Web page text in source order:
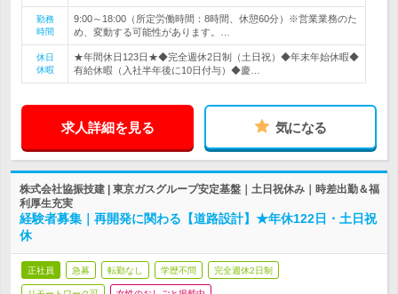
勤務
時間
9:00～18:00（所定労働時間：8時間、休憩60分）※営業業務のた
め、変動する可能性があります。…
休日
休暇
★年間休日123日★◆完全週休2日制（土日祝）◆年末年始休暇◆
有給休暇（入社半年後に10日付与）◆慶…
求人詳細を見る 気になる
株式会社協振技建 | 東京ガスグループ安定基盤｜土日祝休み｜時差出勤＆福
利厚生充実
経験者募集｜再開発に関わる【道路設計】★年休122日・土日祝
休
正社員 急募 転勤なし 学歴不問 完全週休2日制